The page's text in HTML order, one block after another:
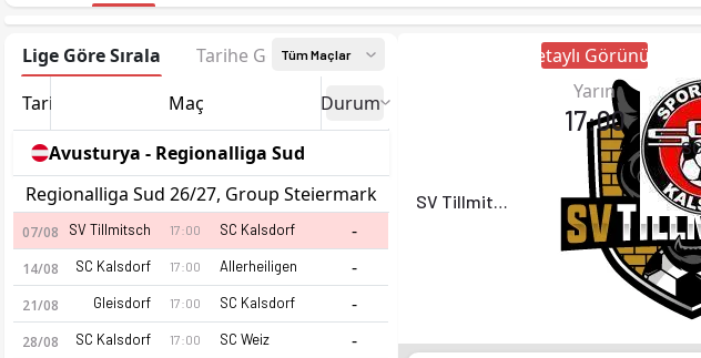
Lige Göre Sırala Tarihe Göre Sırala
Tüm Maçlar
Tarih Maç Durum
Avusturya - Regionalliga Sud
Regionalliga Sud 26/27, Group Steiermark
07/08 SV Tillmitsch 17:00 SC Kalsdorf -
14/08 SC Kalsdorf 17:00 Allerheiligen -
21/08 Gleisdorf 17:00 SC Kalsdorf -
28/08 SC Kalsdorf 17:00 SC Weiz -
Detaylı Görünüm
SV Tillmitsch
Yarın
17:00